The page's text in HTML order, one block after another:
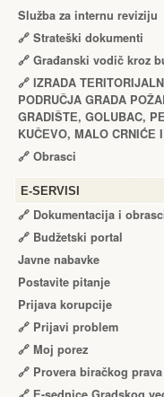
Služba za internu reviziju
🔗 Strateški dokumenti
🔗 Građanski vodič kroz
🔗 IZRADA
PODRUČJA GRADA
GRADIŠTЕ, GOLUBAC,
KUČЕVO, MALO CRNIĆЕ
🔗 Obrasci
Е-SERVISI
🔗 Dokumentacija i
🔗 Budžetski portal
Javne nabavke
Postavite pitanje
Prijava korupcije
🔗 Prijavi problem
🔗 Moj porez
🔗 Provera biračkog prava